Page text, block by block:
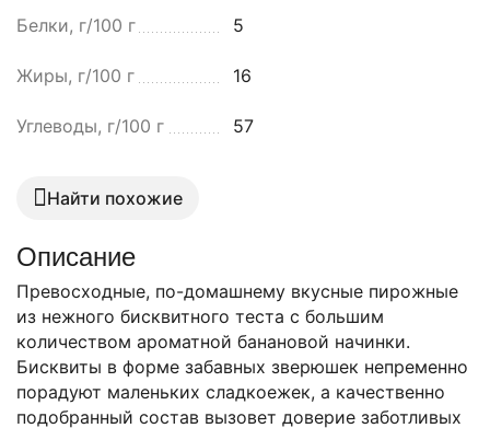
Белки, г/100 г 5
Жиры, г/100 г 16
Углеводы, г/100 г 57
Найти похожие
Описание
Превосходные, по-домашнему вкусные пирожные
из нежного бисквитного теста с большим
количеством ароматной банановой начинки.
Бисквиты в форме забавных зверюшек непременно
порадуют маленьких сладкоежек, а качественно
подобранный состав вызовет доверие заботливых